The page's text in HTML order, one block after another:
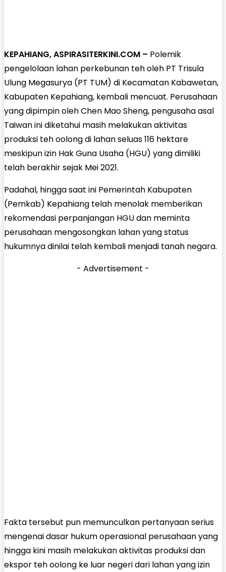
KEPAHIANG, ASPIRASITERKINI.COM – Polemik
pengelolaan lahan perkebunan teh oleh PT Trisula
Ulung Megasurya (PT TUM) di Kecamatan Kabawetan,
Kabupaten Kepahiang, kembali mencuat. Perusahaan
yang dipimpin oleh Chen Mao Sheng, pengusaha asal
Taiwan ini diketahui masih melakukan aktivitas
produksi teh oolong di lahan seluas 116 hektare
meskipun izin Hak Guna Usaha (HGU) yang dimiliki
telah berakhir sejak Mei 2021.
Padahal, hingga saat ini Pemerintah Kabupaten
(Pemkab) Kepahiang telah menolak memberikan
rekomendasi perpanjangan HGU dan meminta
perusahaan mengosongkan lahan yang status
hukumnya dinilai telah kembali menjadi tanah negara.
- Advertisement -
Fakta tersebut pun memunculkan pertanyaan serius
mengenai dasar hukum operasional perusahaan yang
hingga kini masih melakukan aktivitas produksi dan
ekspor teh oolong ke luar negeri dari lahan yang izin